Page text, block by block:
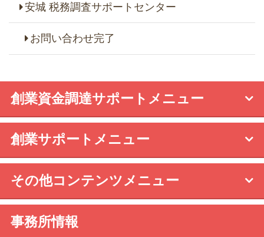
安城 税務調査サポートセンター
お問い合わせ完了
創業資金調達サポートメニュー
創業サポートメニュー
その他コンテンツメニュー
事務所情報